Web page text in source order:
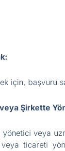
için, başvuru
veya Şirkette
yönetici
veya ticareti